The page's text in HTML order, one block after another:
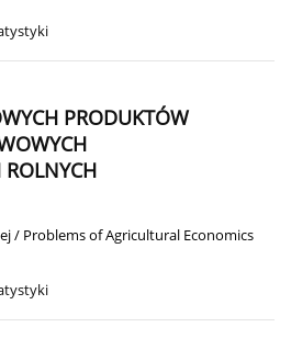
PRODUKTÓW
ROLNYCH
/ Problems of Agricultural Economics